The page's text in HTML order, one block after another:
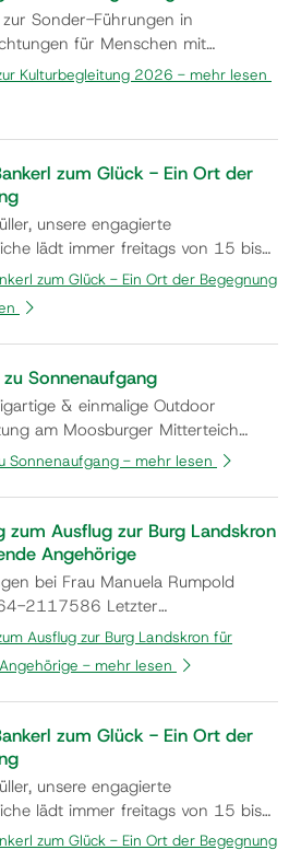
Sonder-Führungen in
für Menschen mit
(demenzieller
ihre Betreuungspersonenzum
Arnulf und die Karolinger in
Informationen und
bei: unter 0664/ 882 89 154
Kulturbegleitung 2026 - mehr lesen
zum Glück - Ein Ort der
unsere engagierte
lädt immer freitags von 15 bis
Monaten Mai bis Oktober
aufgrund der Wetterlage z.B.
vorbehalten) dazu ein, am
Platz zu nehmen und
ins Gespräch zu kommen.
Sie vorbei und n…
zum Glück - Ein Ort der Begegnung
Sonnenaufgang
& einmalige Outdoor
am Moosburger Mitterteich
um sich in der Peripherie
lassen. Uhrzeit: bei
Dauer: ca. 3-4 Stunden
Gute Schwimmkenntnisse
max. 8 Te…
Sonnenaufgang - mehr lesen
zum Ausflug zur Burg Landskron
Angehörige
bei Frau Manuela Rumpold
2117586 Letzter
ist der 14. August 2026!
Ausflug zur Burg Landskron für
- mehr lesen
zum Glück - Ein Ort der
unsere engagierte
lädt immer freitags von 15 bis
Monaten Mai bis Oktober
zum Glück - Ein Ort der Begegnung